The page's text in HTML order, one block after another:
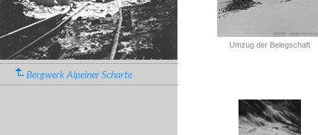
Bergwerk Alpeiner Scharte
Umzug der Belegschaft